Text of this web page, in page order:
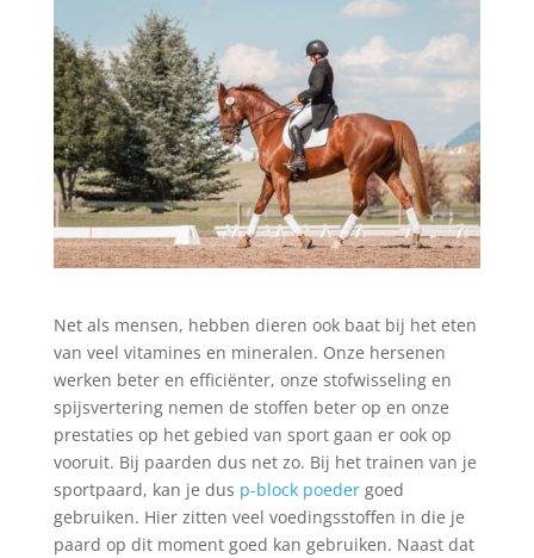
Net als mensen, hebben dieren ook baat bij het eten
van veel vitamines en mineralen. Onze hersenen
werken beter en efficiënter, onze stofwisseling en
spijsvertering nemen de stoffen beter op en onze
prestaties op het gebied van sport gaan er ook op
vooruit. Bij paarden dus net zo. Bij het trainen van je
sportpaard, kan je dus p-block poedergoed
gebruiken. Hier zitten veel voedingsstoffen in die je
paard op dit moment goed kan gebruiken. Naast dat